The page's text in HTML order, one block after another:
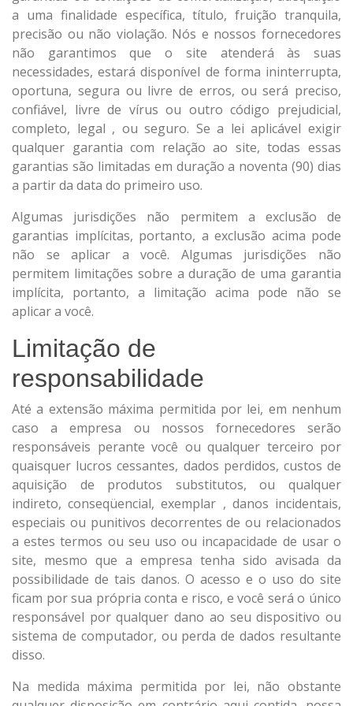
a uma finalidade específica, título, fruição tranquila,
precisão ou não violação. Nós e nossos fornecedores
não garantimos que o site atenderá às suas
necessidades, estará disponível de forma ininterrupta,
oportuna, segura ou livre de erros, ou será preciso,
confiável, livre de vírus ou outro código prejudicial,
completo, legal , ou seguro. Se a lei aplicável exigir
qualquer garantia com relação ao site, todas essas
garantias são limitadas em duração a noventa (90) dias
a partir da data do primeiro uso.
Algumas jurisdições não permitem a exclusão de
garantias implícitas, portanto, a exclusão acima pode
não se aplicar a você. Algumas jurisdições não
permitem limitações sobre a duração de uma garantia
implícita, portanto, a limitação acima pode não se
aplicar a você.
Limitação de
responsabilidade
Até a extensão máxima permitida por lei, em nenhum
caso a empresa ou nossos fornecedores serão
responsáveis ​​perante você ou qualquer terceiro por
quaisquer lucros cessantes, dados perdidos, custos de
aquisição de produtos substitutos, ou qualquer
indireto, conseqüencial, exemplar , danos incidentais,
especiais ou punitivos decorrentes de ou relacionados
a estes termos ou seu uso ou incapacidade de usar o
site, mesmo que a empresa tenha sido avisada da
possibilidade de tais danos. O acesso e o uso do site
ficam por sua própria conta e risco, e você será o único
responsável por qualquer dano ao seu dispositivo ou
sistema de computador, ou perda de dados resultante
disso.
Na medida máxima permitida por lei, não obstante